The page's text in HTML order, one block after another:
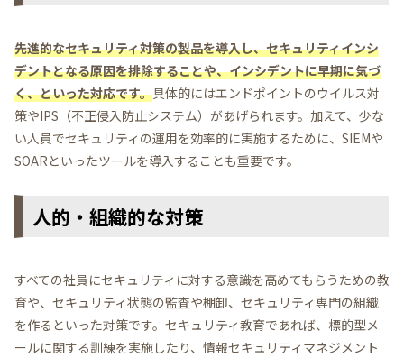
先進的なセキュリティ対策の製品を導入し、セキュリティインシ
デントとなる原因を排除することや、インシデントに早期に気づ
く、といった対応です。具体的にはエンドポイントのウイルス対
策やIPS（不正侵入防止システム）があげられます。加えて、少な
い人員でセキュリティの運用を効率的に実施するために、SIEMや
SOARといったツールを導入することも重要です。
人的・組織的な対策
すべての社員にセキュリティに対する意識を高めてもらうための教
育や、セキュリティ状態の監査や棚卸、セキュリティ専門の組織
を作るといった対策です。セキュリティ教育であれば、標的型メ
ールに関する訓練を実施したり、情報セキュリティマネジメント